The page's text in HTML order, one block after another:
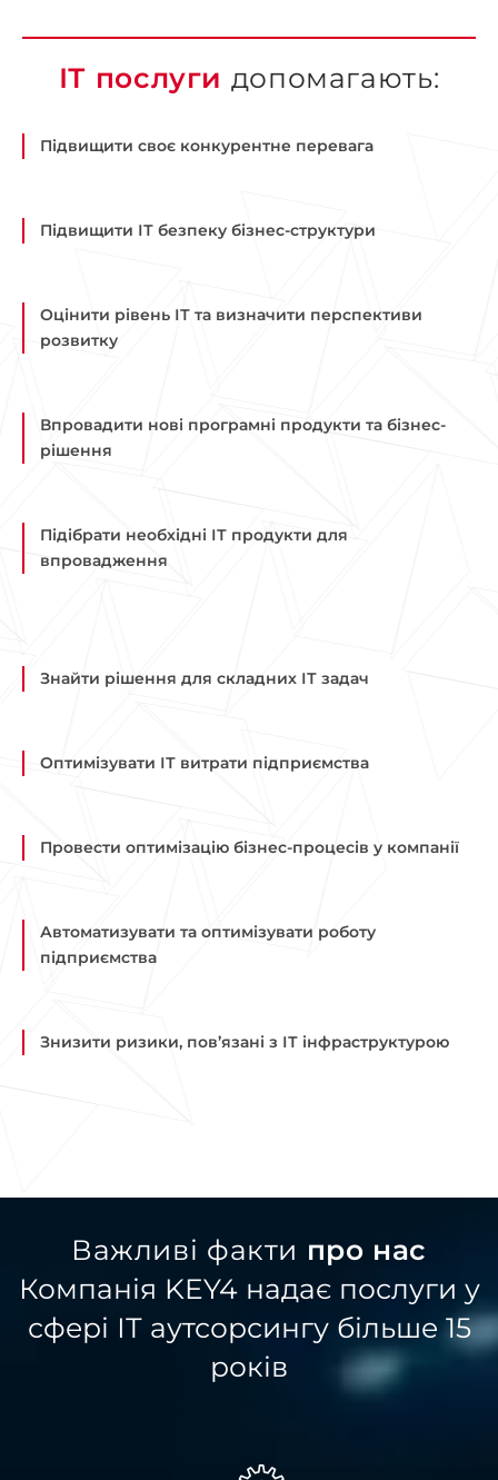
ІТ послуги допомагають:
Підвищити своє конкурентне перевага
Підвищити ІТ безпеку бізнес-структури
Оцінити рівень ІТ та визначити перспективи
розвитку
Впровадити нові програмні продукти та бізнес-
рішення
Підібрати необхідні ІТ продукти для
впровадження
Знайти рішення для складних ІТ задач
Оптимізувати ІТ витрати підприємства
Провести оптимізацію бізнес-процесів у компанії
Автоматизувати та оптимізувати роботу
підприємства
Знизити ризики, пов’язані з ІТ інфраструктурою
Важливі факти про нас
Компанія KEY4 надає послуги у
сфері ІТ аутсорсингу більше 15
років